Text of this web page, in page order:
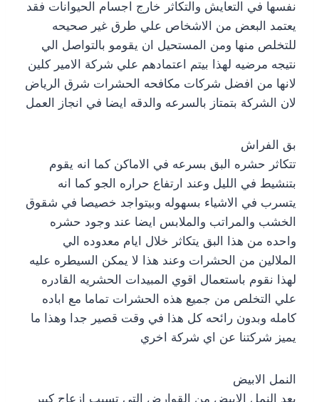
نفسها في التعايش والتكاثر خارج اجسام الحيوانات فقد
يعتمد البعض من الاشخاص علي طرق غير صحيحه
للتخلص منها ومن المستحيل ان يقومو بالتواصل الي
نتيجه مرضيه لهذا بيتم اعتمادهم علي شركة الامير كلين
لانها من افضل شركات مكافحه الحشرات شرق الرياض
لان الشركة بتمتاز بالسرعه والدقه ايضا في انجاز العمل
بق الفراش
تتكاثر حشره البق بسرعه في الاماكن كما انه يقوم
بتنشيط في الليل وعند ارتفاع حراره الجو كما انه
يتسرب في الاشياء بسهوله وبيتواجد خصيصا في شقوق
الخشب والمراتب والملابس ايضا عند وجود حشره
واحده من هذا البق يتكاثر خلال ايام معدوده الي
الملالين من الحشرات وعند هذا لا يمكن السيطره عليه
لهذا نقوم باستعمال اقوي المبيدات الحشريه القادره
علي التخلص من جميع هذه الحشرات تماما مع اباده
كامله وبدون رائحه كل هذا في وقت قصير جدا وهذا ما
يميز شركتنا عن اي شركة اخري
النمل الابيض
يعد النمل الابيض من القوارض التي تسبب ازعاج كبير